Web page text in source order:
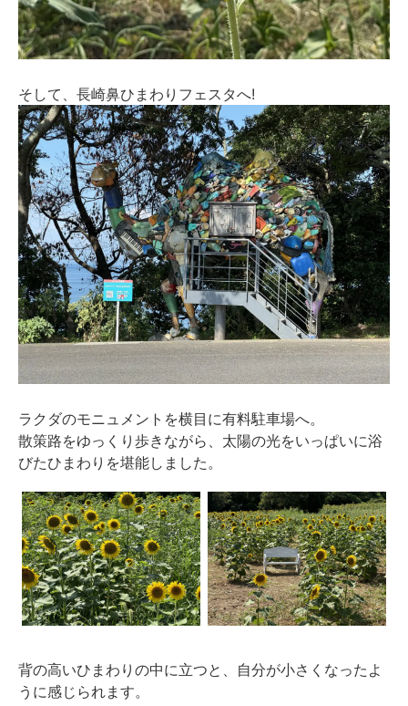
そして、長崎鼻ひまわりフェスタへ!
ラクダのモニュメントを横目に有料駐車場へ。
散策路をゆっくり歩きながら、太陽の光をいっぱいに浴
びたひまわりを堪能しました。
背の高いひまわりの中に立つと、自分が小さくなったよ
うに感じられます。